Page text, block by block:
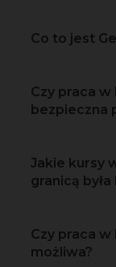
Co to jest
Czy praca
bezpieczna
Jakie kursy
granicą była
Czy praca
możliwa?